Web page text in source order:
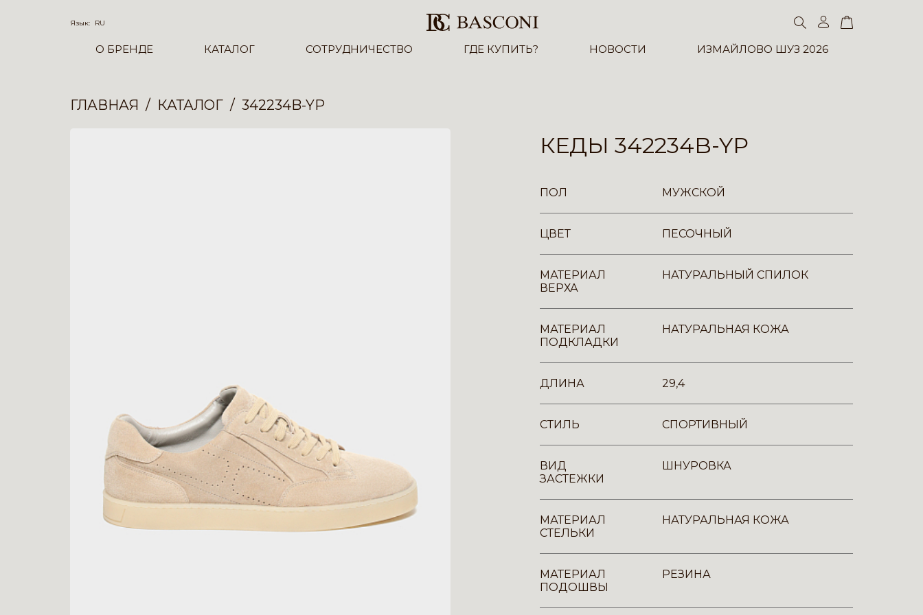
Язык: RU
О БРЕНДЕ КАТАЛОГ СОТРУДНИЧЕСТВО ГДЕ КУПИТЬ? НОВОСТИ ИЗМАЙЛОВО ШУЗ 2026
ГЛАВНАЯ КАТАЛОГ 342234B-YP
КЕДЫ 342234B-YP
ПОЛ МУЖСКОЙ
ЦВЕТ ПЕСОЧНЫЙ
МАТЕРИАЛ
ВЕРХА
НАТУРАЛЬНЫЙ СПИЛОК
МАТЕРИАЛ
ПОДКЛАДКИ
НАТУРАЛЬНАЯ КОЖА
ДЛИНА 29,4
СТИЛЬ СПОРТИВНЫЙ
ВИД
ЗАСТЕЖКИ
ШНУРОВКА
МАТЕРИАЛ
СТЕЛЬКИ
НАТУРАЛЬНАЯ КОЖА
МАТЕРИАЛ
ПОДОШВЫ
РЕЗИНА